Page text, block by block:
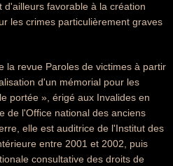
favorable à la création
les crimes particulièrement graves
la revue Paroles de victimes à partir
d'un mémorial pour les
portée », érigé aux Invalides en
de l'Office national des anciens
elle est auditrice de l'Institut des
entre 2001 et 2002, puis
consultative des droits de